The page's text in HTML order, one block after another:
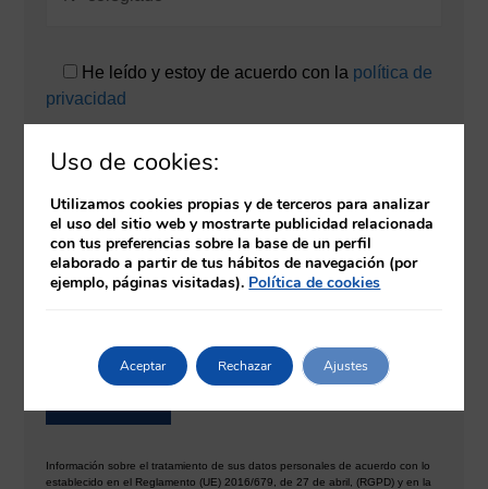
He leído y estoy de acuerdo con la política de
privacidad
Autorizo a Fnn a informar al Colegio de
actividades que realice en la plataforma Fnn.
Declaro que soy colegiado en el Colegio de
Enfermería de Guipúzcoa y, de no ser así, acepto
Información sobre el tratamiento de sus datos personales de acuerdo con lo
establecido en el Reglamento (UE) 2016/679, de 27 de abril, (RGPD) y en la
Uso de cookies:
Utilizamos cookies propias y de terceros para analizar
el uso del sitio web y mostrarte publicidad relacionada
con tus preferencias sobre la base de un perfil
elaborado a partir de tus hábitos de navegación (por
ejemplo, páginas visitadas). Política de cookies
Aceptar Rechazar Ajustes